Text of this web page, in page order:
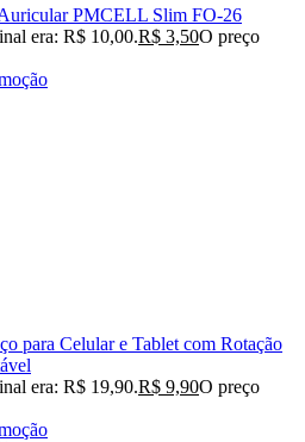
PMCELL Slim FO-26
era: R$ 10,00.R$ 3,50O preço
para Celular e Tablet com Rotação
era: R$ 19,90.R$ 9,90O preço